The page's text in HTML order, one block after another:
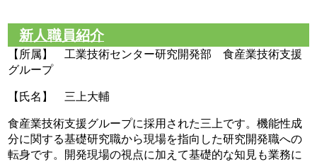
新人職員紹介
【所属】 工業技術センター研究開発部 食産業技術支援
グループ
【氏名】 三上大輔
食産業技術支援グループに採用された三上です。機能性成
分に関する基礎研究職から現場を指向した研究開発職への
転身です。開発現場の視点に加えて基礎的な知見も業務に